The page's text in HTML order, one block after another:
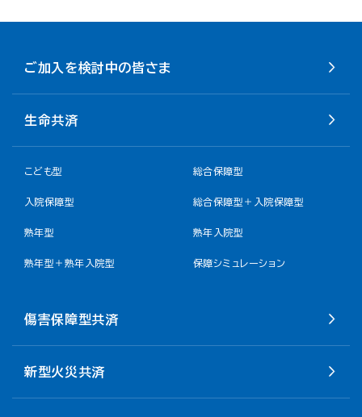
ご加入を検討中の皆さま
生命共済
こども型 総合保障型
入院保障型 総合保障型＋入院保障型
熟年型 熟年入院型
熟年型＋熟年入院型 保障シミュレーション
傷害保障型共済
新型火災共済